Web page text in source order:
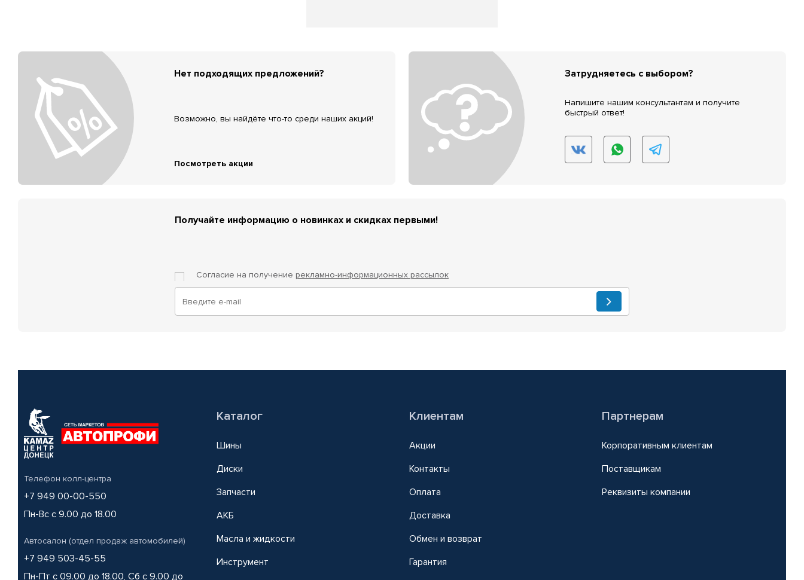
Нет подходящих предложений?
Возможно, вы найдёте что-то среди наших акций!
Посмотреть акции
Затрудняетесь с выбором?
Напишите нашим консультантам и получите
быстрый ответ!
Получайте информацию о новинках и скидках первыми!
Согласие на получение рекламно-информационных рассылок
Телефон колл-центра
+7 949 00-00-550
Пн-Вс с 9.00 до 18.00
Автосалон (отдел продаж автомобилей)
+7 949 503-45-55
Пн-Пт с 09.00 до 18.00, Сб с 9.00 до
Каталог
Шины
Диски
Запчасти
АКБ
Масла и жидкости
Инструмент
Клиентам
Акции
Контакты
Оплата
Доставка
Обмен и возврат
Гарантия
Партнерам
Корпоративным клиентам
Поставщикам
Реквизиты компании